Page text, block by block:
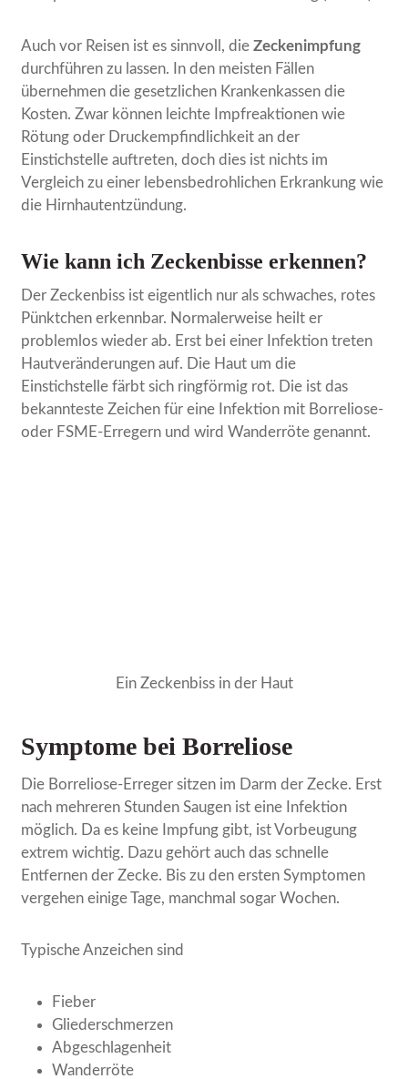
Auch vor Reisen ist es sinnvoll, dieZeckenimpfung
durchführen zu lassen. In den meisten Fällen
übernehmen die gesetzlichen Krankenkassen die
Kosten. Zwar können leichte Impfreaktionen wie
Rötung oder Druckempfindlichkeit an der
Einstichstelle auftreten, doch dies ist nichts im
Vergleich zu einer lebensbedrohlichen Erkrankung wie
die Hirnhautentzündung.
Wie kann ich Zeckenbisse erkennen?
Der Zeckenbiss ist eigentlich nur als schwaches, rotes
Pünktchen erkennbar. Normalerweise heilt er
problemlos wieder ab. Erst bei einer Infektion treten
Hautveränderungen auf. Die Haut um die
Einstichstelle färbt sich ringförmig rot. Die ist das
bekannteste Zeichen für eine Infektion mit Borreliose-
oder FSME-Erregern und wird Wanderröte genannt.
Ein Zeckenbiss in der Haut
Symptome bei Borreliose
Die Borreliose-Erreger sitzen im Darm der Zecke. Erst
nach mehreren Stunden Saugen ist eine Infektion
möglich. Da es keine Impfung gibt, ist Vorbeugung
extrem wichtig. Dazu gehört auch das schnelle
Entfernen der Zecke. Bis zu den ersten Symptomen
vergehen einige Tage, manchmal sogar Wochen.
Typische Anzeichen sind
Fieber
Gliederschmerzen
Abgeschlagenheit
Wanderröte